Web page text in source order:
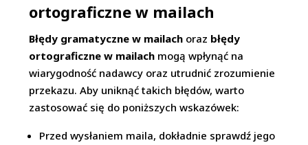
ortograficzne w mailach
Błędy gramatyczne w mailach oraz błędy
ortograficzne w mailach mogą wpłynąć na
wiarygodność nadawcy oraz utrudnić zrozumienie
przekazu. Aby uniknąć takich błędów, warto
zastosować się do poniższych wskazówek:
Przed wysłaniem maila, dokładnie sprawdź jego